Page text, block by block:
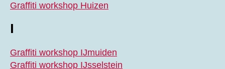
Graffiti workshop Huizen
I
Graffiti workshop IJmuiden
Graffiti workshop IJsselstein